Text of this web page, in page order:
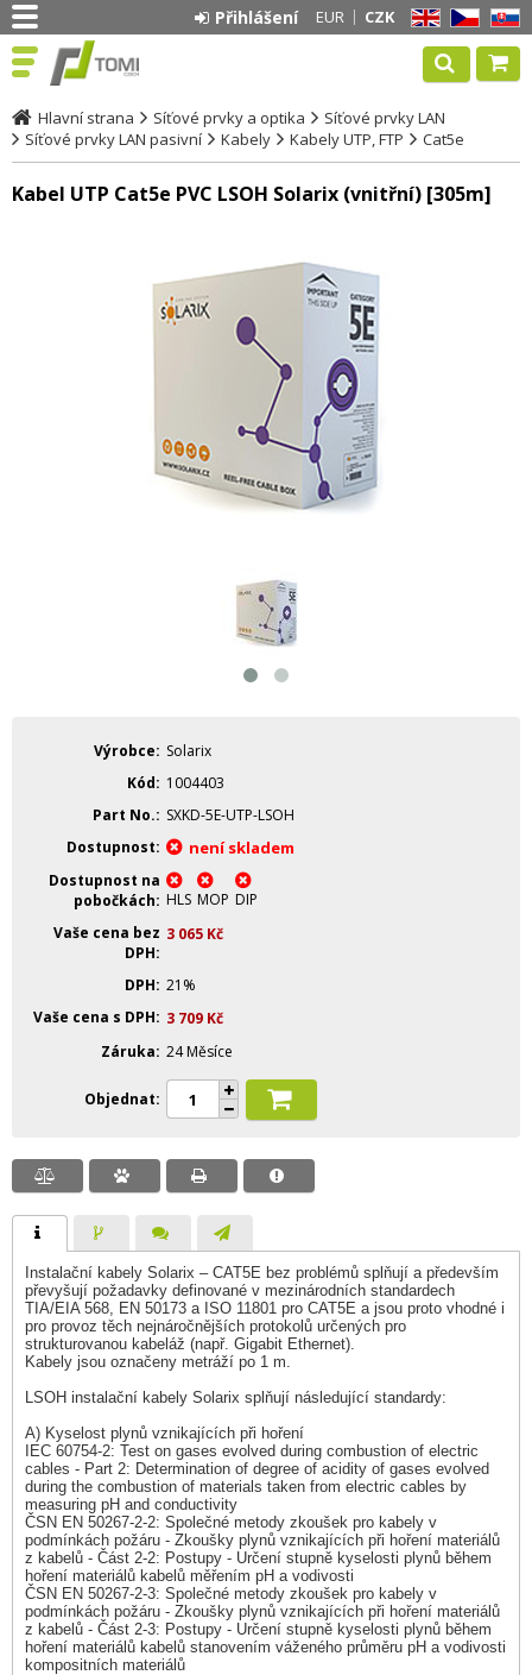
EN CZ SK
EUR CZK
Přihlášení
Hlavní strana Síťové prvky a optika
Síťové prvky LAN
Síťové prvky LAN pasivní
Kabely Kabely UTP, FTP Cat5e
Kabel UTP Cat5e PVC LSOH Solarix (vnitřní) [305m]
Výrobce
Solarix
Kód
1004403
Part No.
SXKD-5E-UTP-LSOH
Dostupnost
není skladem
Dostupnost na
pobočkách
HLS MOP DIP
Vaše cena bez
DPH
3 065 Kč
DPH 21%
Vaše cena s DPH
3 709 Kč
Záruka 24 Měsíce
Objednat
Instalační kabely Solarix – CAT5E bez problémů splňují a především
převyšují požadavky definované v mezinárodních standardech
TIA/EIA 568, EN 50173 a ISO 11801 pro CAT5E a jsou proto vhodné i
pro provoz těch nejnáročnějších protokolů určených pro
strukturovanou kabeláž (např. Gigabit Ethernet).
Kabely jsou označeny metráží po 1 m.
LSOH instalační kabely Solarix splňují následující standardy:
A) Kyselost plynů vznikajících při hoření
IEC 60754-2: Test on gases evolved during combustion of electric
cables - Part 2: Determination of degree of acidity of gases evolved
during the combustion of materials taken from electric cables by
measuring pH and conductivity
ČSN EN 50267-2-2: Společné metody zkoušek pro kabely v
podmínkách požáru - Zkoušky plynů vznikajících při hoření materiálů
z kabelů - Část 2-2: Postupy - Určení stupně kyselosti plynů během
hoření materiálů kabelů měřením pH a vodivosti
ČSN EN 50267-2-3: Společné metody zkoušek pro kabely v
podmínkách požáru - Zkoušky plynů vznikajících při hoření materiálů
z kabelů - Část 2-3: Postupy - Určení stupně kyselosti plynů během
hoření materiálů kabelů stanovením váženého průměru pH a vodivosti
kompositních materiálů